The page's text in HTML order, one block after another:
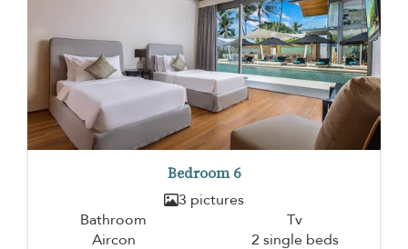
Bedroom 6
3 pictures
Bathroom
Tv
Aircon
2 single beds